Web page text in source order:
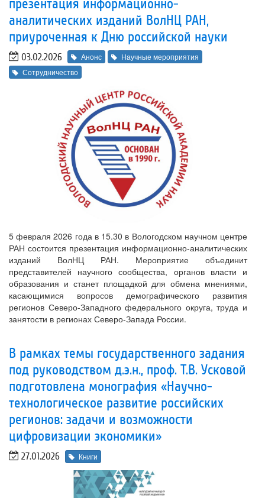
презентация информационно-
аналитических изданий ВолНЦ РАН,
приуроченная к Дню российской науки
03.02.2026 Анонс
Научные мероприятия
Сотрудничество
5 февраля 2026 года в 15.30 в Вологодском научном центре
РАН состоится презентация информационно-аналитических
изданий ВолНЦ РАН. Мероприятие объединит
представителей научного сообщества, органов власти и
образования и станет площадкой для обмена мнениями,
касающимися вопросов демографического развития
регионов Северо-Западного федерального округа, труда и
занятости в регионах Северо-Запада России.
В рамках темы государственного задания
под руководством д.э.н., проф. Т.В. Усковой
подготовлена монография «Научно-
технологическое развитие российских
регионов: задачи и возможности
цифровизации экономики»
27.01.2026 Книги